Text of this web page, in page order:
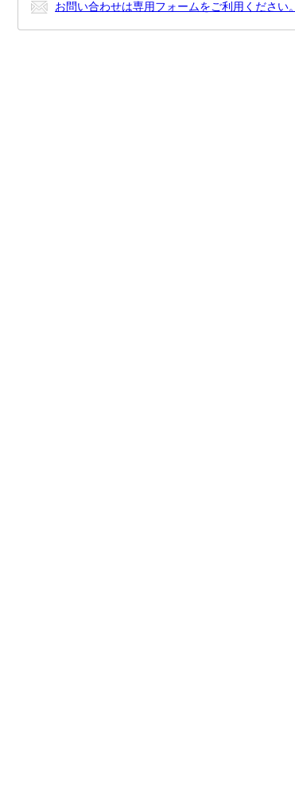
お問い合わせは専用フォームをご利用ください。